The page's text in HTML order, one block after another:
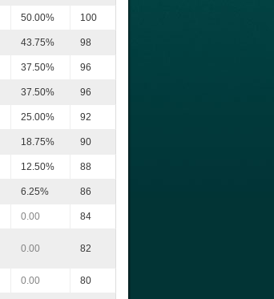
50.00% 100
43.75% 98
37.50% 96
37.50% 96
25.00% 92
18.75% 90
12.50% 88
6.25% 86
0.00 84
0.00 82
0.00 80